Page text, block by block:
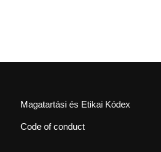
Magatartási és Etikai Kódex
Code of conduct